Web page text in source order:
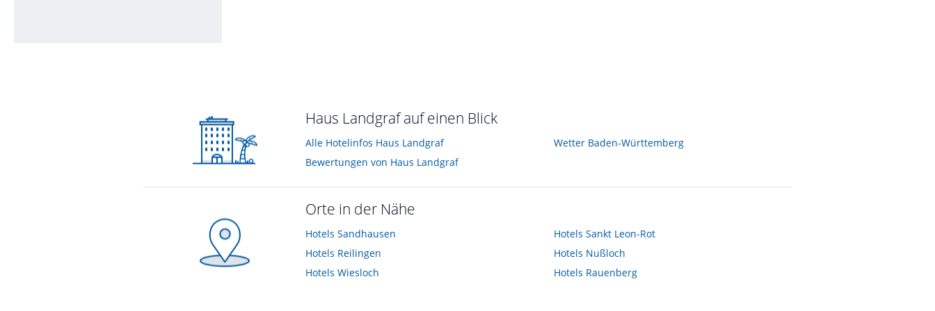
Haus Landgraf auf einen Blick
Alle Hotelinfos Haus Landgraf
Bewertungen von Haus Landgraf
Wetter Baden-Württemberg
Orte in der Nähe
Hotels Sandhausen
Hotels Reilingen
Hotels Wiesloch
Hotels Sankt Leon-Rot
Hotels Nußloch
Hotels Rauenberg